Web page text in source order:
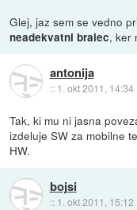
Glej, jaz sem se vedno
neadekvatni bralec, ker
antonija
:: 1. okt 2011, 14:34
Tak, ki mu ni jasna
izdeluje SW za mobilne
HW.
bojsi
:: 1. okt 2011, 15:12